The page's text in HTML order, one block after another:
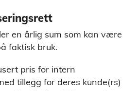
en årlig sum som kan være
faktisk bruk.
pris for intern
tillegg for deres kunde(rs)